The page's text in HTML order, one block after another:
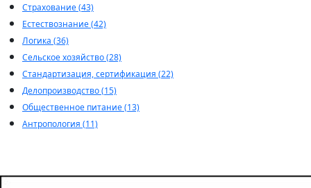
Страхование (43)
Естествознание (42)
Логика (36)
Сельское хозяйство (28)
Стандартизация, сертификация (22)
Делопроизводство (15)
Общественное питание (13)
Антропология (11)